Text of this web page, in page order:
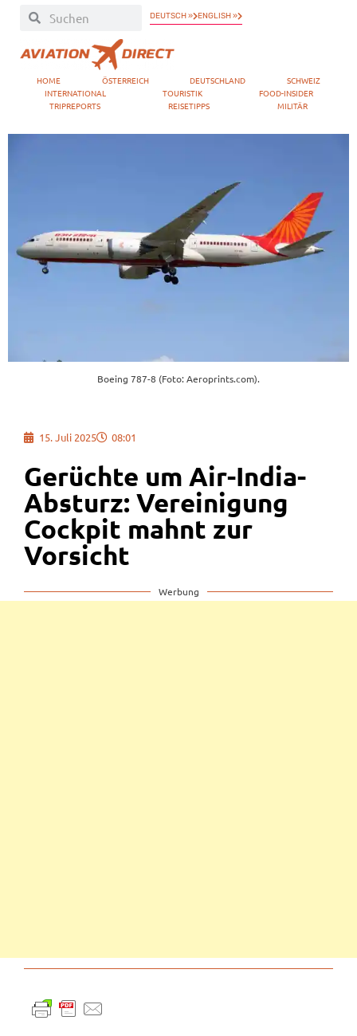
DEUTSCH » ENGLISH »
HOME ÖSTERREICH DEUTSCHLAND
SCHWEIZ
INTERNATIONAL
TOURISTIK
FOOD-INSIDER
TRIPREPORTS
REISETIPPS MILITÄR
Boeing 787-8 (Foto: Aeroprints.com).
15. Juli 2025 08:01
Gerüchte um Air-India-
Absturz: Vereinigung
Cockpit mahnt zur
Vorsicht
Werbung